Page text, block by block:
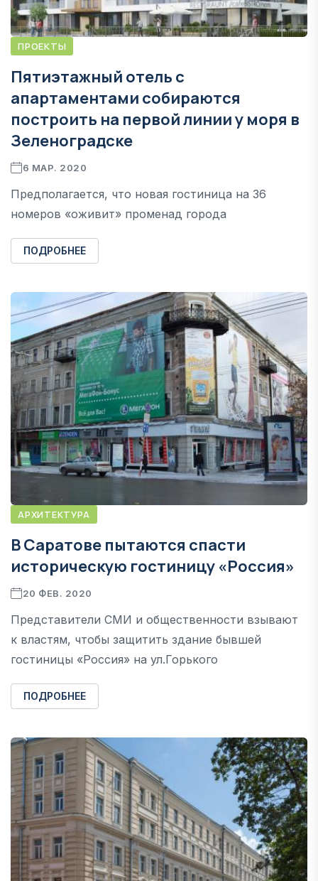
ПРОЕКТЫ
Пятиэтажный отель с
апартаментами собираются
построить на первой линии у моря в
Зеленоградске
6 МАР. 2020
Предполагается, что новая гостиница на 36
номеров «оживит» променад города
ПОДРОБНЕЕ
АРХИТЕКТУРА
В Саратове пытаются спасти
историческую гостиницу «Россия»
20 ФЕВ. 2020
Представители СМИ и общественности взывают
к властям, чтобы защитить здание бывшей
гостиницы «Россия» на ул.Горького
ПОДРОБНЕЕ